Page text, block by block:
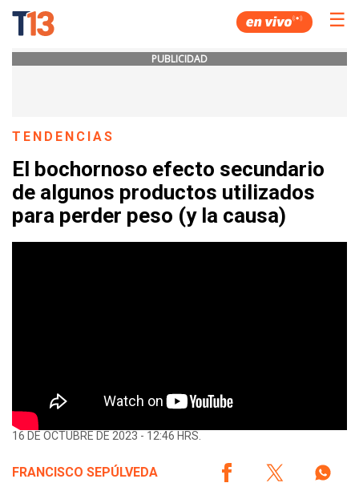
☰
PUBLICIDAD
TENDENCIAS
El bochornoso efecto secundario
de algunos productos utilizados
para perder peso (y la causa)
16 DE OCTUBRE DE 2023 - 12:46 HRS.
FRANCISCO SEPÚLVEDA